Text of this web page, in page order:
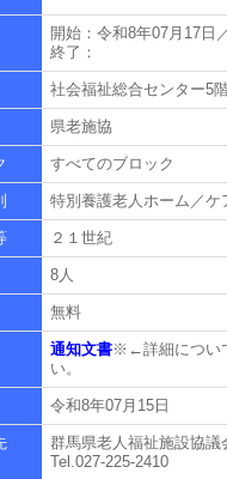
開始：令和8年07月17日
終了：
社会福祉総合センター5
県老施協
すべてのブロック
特別養護老人ホーム／ケ
２１世紀
8人
無料
通知文書※←詳細につい
い。
令和8年07月15日
群馬県老人福祉施設協議
Tel.027-225-2410